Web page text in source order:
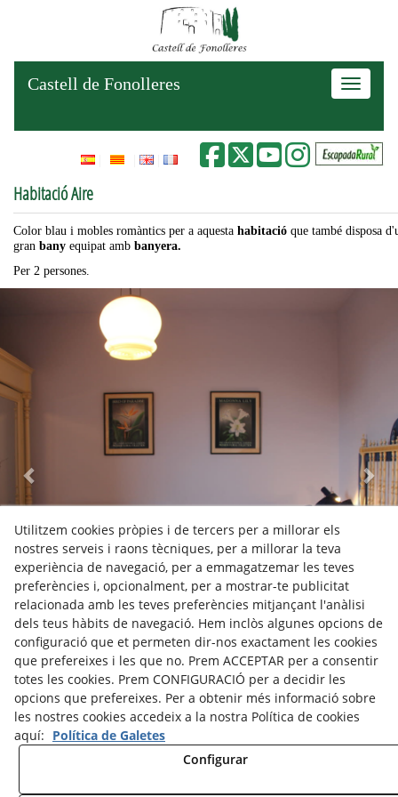
Toggle
Castell de Fonolleres
Habitació Aire
Color blau i mobles romàntics per a aquesta habitació que també disposa
gran bany equipat amb banyera.
Per 2 persones.
Habitació Aire | Castell de Fonolleres
Color blau i mobles romàntics per a aquesta habitació que també
disposa d'un gran bany equipat ambbanyera.
Per 2 persones.
Política Privacitat | Avís Legal
Utilitzem cookies pròpies i de tercers per a millorar els
nostres serveis i raons tècniques, per a millorar la teva
experiència de navegació, per a emmagatzemar les teves
preferències i, opcionalment, per a mostrar-te publicitat
relacionada amb les teves preferències mitjançant l'anàlisi
dels teus hàbits de navegació. Hem inclòs algunes opcions de
configuració que et permeten dir-nos exactament les cookies
que prefereixes i les que no. Prem ACCEPTAR per a consentir
totes les cookies. Prem CONFIGURACIÓ per a decidir les
opcions que prefereixes. Per a obtenir més informació sobre
les nostres cookies accedeix a la nostra Política de cookies
aquí: Política de Galetes
Configurar